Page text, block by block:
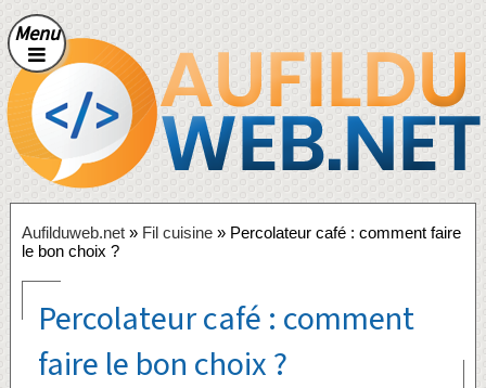
Menu
Aufilduweb.net» Fil cuisine» Percolateur café : comment faire
le bon choix ?
Percolateur café : comment
faire le bon choix ?